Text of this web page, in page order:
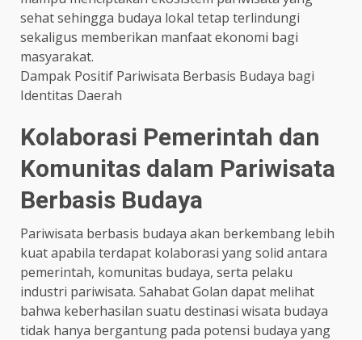
sehat sehingga budaya lokal tetap terlindungi
sekaligus memberikan manfaat ekonomi bagi
masyarakat.
Dampak Positif Pariwisata Berbasis Budaya bagi
Identitas Daerah
Kolaborasi Pemerintah dan
Komunitas dalam Pariwisata
Berbasis Budaya
Pariwisata berbasis budaya akan berkembang lebih
kuat apabila terdapat kolaborasi yang solid antara
pemerintah, komunitas budaya, serta pelaku
industri pariwisata. Sahabat Golan dapat melihat
bahwa keberhasilan suatu destinasi wisata budaya
tidak hanya bergantung pada potensi budaya yang